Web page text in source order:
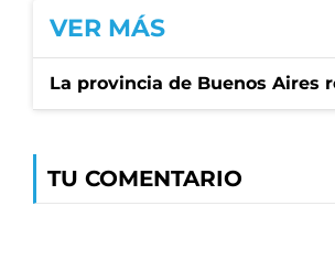
VER MÁS
La provincia de Buenos Aires
TU COMENTARIO